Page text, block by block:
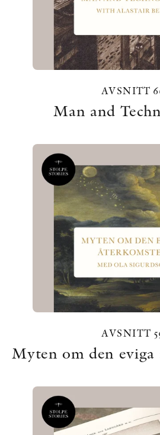
AVSNITT
Man and
AVSNITT
Myten om den eviga